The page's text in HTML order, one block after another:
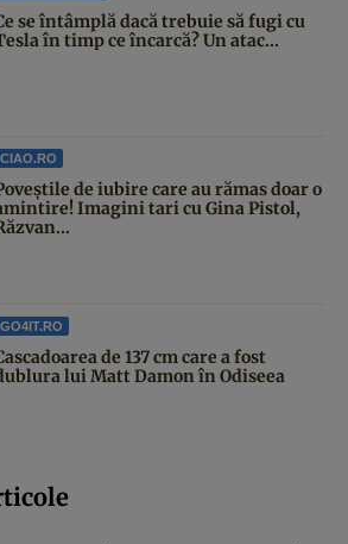
se întâmplă dacă trebuie să fugi cu
în timp ce încarcă? Un atac...
CIAO.RO
de iubire care au rămas doar o
Imagini tari cu Gina Pistol,
GO4IT.RO
de 137 cm care a fost
lui Matt Damon în Odiseea